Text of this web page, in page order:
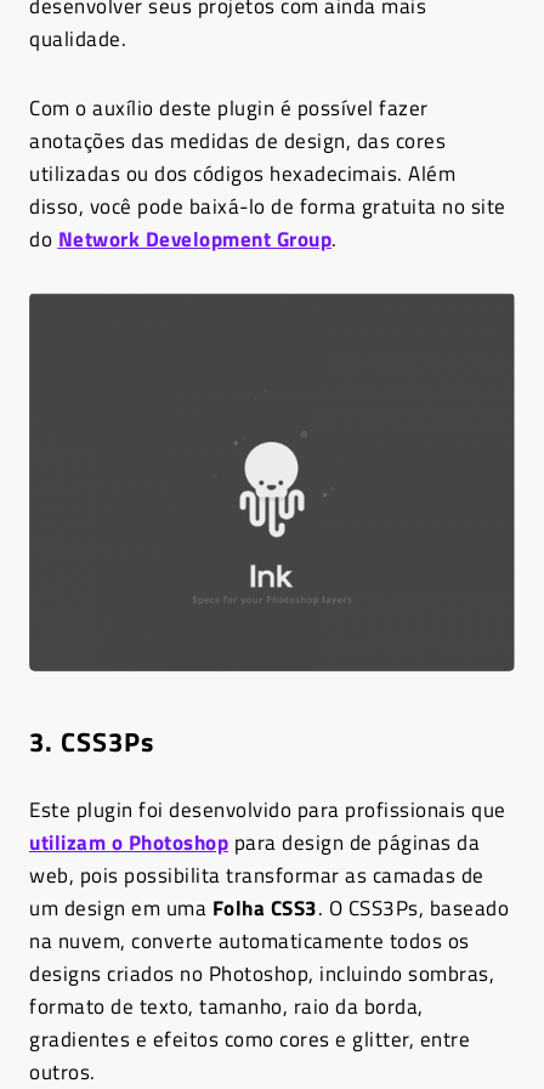
desenvolver seus projetos com ainda mais
qualidade.
Com o auxílio deste plugin é possível fazer
anotações das medidas de design, das cores
utilizadas ou dos códigos hexadecimais. Além
disso, você pode baixá-lo de forma gratuita no site
doNetwork Development Group.
3. CSS3Ps
Este plugin foi desenvolvido para profissionais que
utilizam o Photoshop para design de páginas da
web, pois possibilita transformar as camadas de
um design em uma Folha CSS3. O CSS3Ps, baseado
na nuvem, converte automaticamente todos os
designs criados no Photoshop, incluindo sombras,
formato de texto, tamanho, raio da borda,
gradientes e efeitos como cores e glitter, entre
outros.